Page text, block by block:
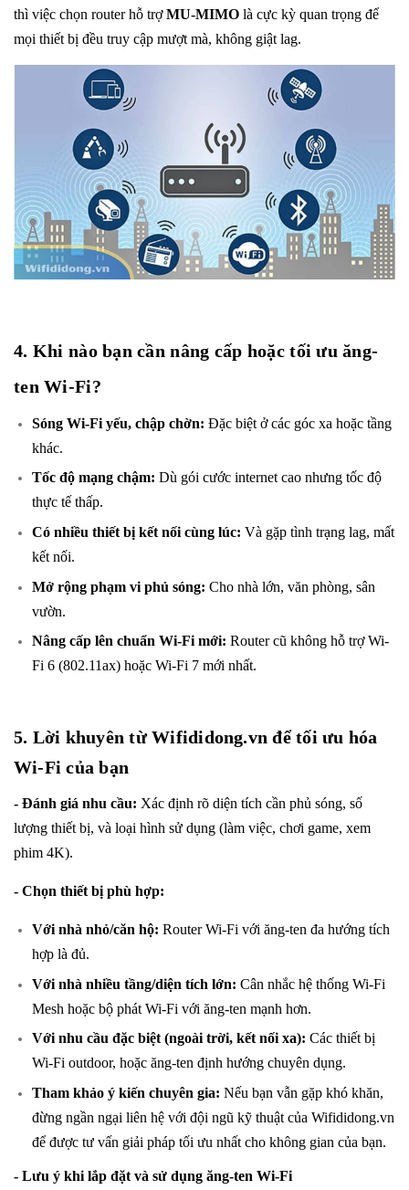
thì việc chọn router hỗ trợMU-MIMO là cực kỳ quan trọng để
mọi thiết bị đều truy cập mượt mà, không giật lag.
4. Khi nào bạn cần nâng cấp hoặc tối ưu ăng-
ten Wi-Fi?
Sóng Wi-Fi yếu, chập chờn: Đặc biệt ở các góc xa hoặc tầng
khác.
Tốc độ mạng chậm: Dù gói cước internet cao nhưng tốc độ
thực tế thấp.
Có nhiều thiết bị kết nối cùng lúc: Và gặp tình trạng lag, mất
kết nối.
Mở rộng phạm vi phủ sóng: Cho nhà lớn, văn phòng, sân
vườn.
Nâng cấp lên chuẩn Wi-Fi mới: Router cũ không hỗ trợ Wi-
Fi 6 (802.11ax) hoặc Wi-Fi 7 mới nhất.
5. Lời khuyên từ Wifididong.vn để tối ưu hóa
Wi-Fi của bạn
- Đánh giá nhu cầu: Xác định rõ diện tích cần phủ sóng, số
lượng thiết bị, và loại hình sử dụng (làm việc, chơi game, xem
phim 4K).
- Chọn thiết bị phù hợp:
Với nhà nhỏ/căn hộ: Router Wi-Fi với ăng-ten đa hướng tích
hợp là đủ.
Với nhà nhiều tầng/diện tích lớn: Cân nhắc hệ thống Wi-Fi
Mesh hoặc bộ phát Wi-Fi với ăng-ten mạnh hơn.
Với nhu cầu đặc biệt (ngoài trời, kết nối xa): Các thiết bị
Wi-Fi outdoor, hoặc ăng-ten định hướng chuyên dụng.
Tham khảo ý kiến chuyên gia: Nếu bạn vẫn gặp khó khăn,
đừng ngần ngại liên hệ với đội ngũ kỹ thuật của Wifididong.vn
để được tư vấn giải pháp tối ưu nhất cho không gian của bạn.
- Lưu ý khi lắp đặt và sử dụng ăng-ten Wi-Fi